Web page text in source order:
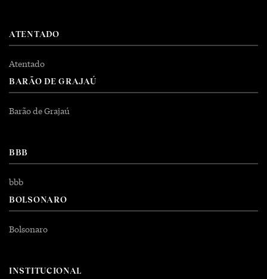
ATENTADO
Atentado
BARÃO DE GRAJAÚ
Barão de Grajaú
BBB
bbb
BOLSONARO
Bolsonaro
INSTITUCIONAL